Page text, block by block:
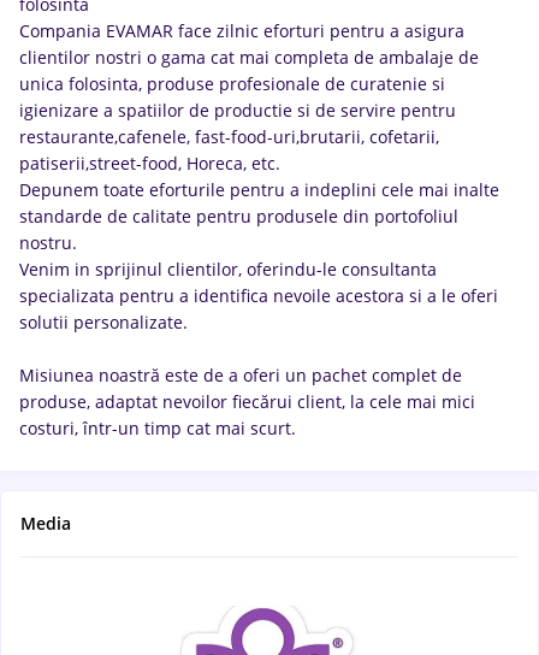
Compania EVAMAR face zilnic eforturi pentru a asigura
clientilor nostri o gama cat mai completa de ambalaje de
unica folosinta, produse profesionale de curatenie si
igienizare a spatiilor de productie si de servire pentru
restaurante,cafenele, fast-food-uri,brutarii, cofetarii,
patiserii,street-food, Horeca, etc.
Depunem toate eforturile pentru a indeplini cele mai inalte
standarde de calitate pentru produsele din portofoliul
nostru.
Venim in sprijinul clientilor, oferindu-le consultanta
specializata pentru a identifica nevoile acestora si a le oferi
solutii personalizate.
Misiunea noastră este de a oferi un pachet complet de
produse, adaptat nevoilor fiecărui client, la cele mai mici
costuri, într-un timp cat mai scurt.
Media